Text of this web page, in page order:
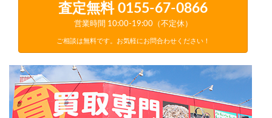
査定無料 0155-67-0866
営業時間 10:00-19:00（不定休）
ご相談は無料です。お気軽にお問合わせください！